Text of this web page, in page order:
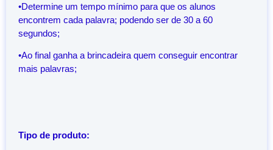
•Determine um tempo mínimo para que os alunos
encontrem cada palavra; podendo ser de 30 a 60
segundos;
•Ao final ganha a brincadeira quem conseguir encontrar
mais palavras;
Tipo de produto: